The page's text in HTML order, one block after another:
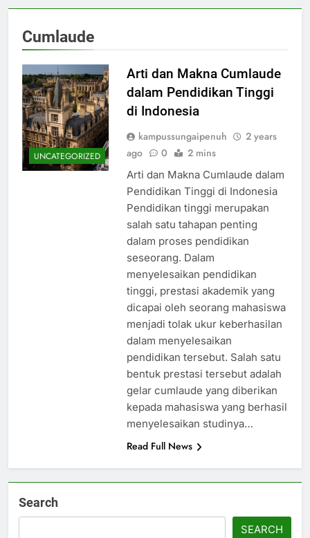
Cumlaude
UNCATEGORIZED
Arti dan Makna Cumlaude
dalam Pendidikan Tinggi
di Indonesia
kampussungaipenuh
2 years
ago
0 2 mins
Arti dan Makna Cumlaude dalam
Pendidikan Tinggi di Indonesia
Pendidikan tinggi merupakan
salah satu tahapan penting
dalam proses pendidikan
seseorang. Dalam
menyelesaikan pendidikan
tinggi, prestasi akademik yang
dicapai oleh seorang mahasiswa
menjadi tolak ukur keberhasilan
dalam menyelesaikan
pendidikan tersebut. Salah satu
bentuk prestasi tersebut adalah
gelar cumlaude yang diberikan
kepada mahasiswa yang berhasil
menyelesaikan studinya…
Read Full News
Search
SEARCH